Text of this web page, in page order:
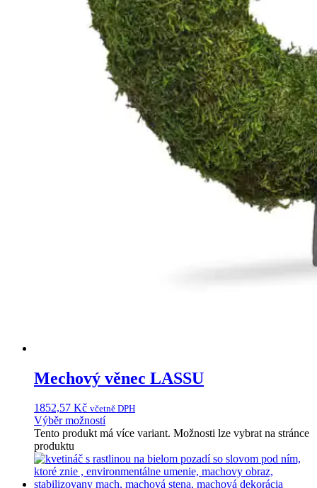
Mechový věnec LASSU
1852,57 Kč včetně DPH
Výběr možností
Tento produkt má více variant. Možnosti lze vybrat na stránce
produktu